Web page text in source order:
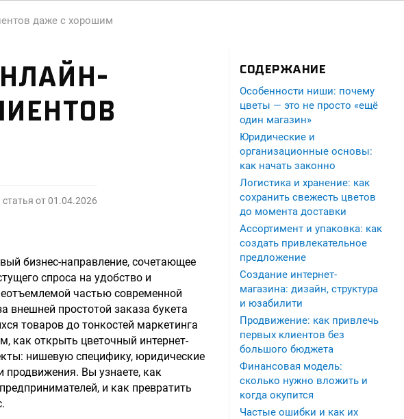
даже с хорошим
статья от01.04.2026
бизнес-направление, сочетающее
спроса на удобство и
частью современной
внешней простотой заказа букета
товаров до тонкостей маркетинга
как открыть цветочный интернет-
нишевую специфику, юридические
продвижения. Вы узнаете, как
и как превратить
СОДЕРЖАНИЕ
Особенности ниши: почему
цветы — это не просто «ещё
один магазин»
Юридические и
организационные основы:
как начать законно
Логистика и хранение: как
сохранить свежесть цветов
до момента доставки
Ассортимент и упаковка: как
создать привлекательное
предложение
Создание интернет-
магазина: дизайн, структура
и юзабилити
Продвижение: как привлечь
первых клиентов без
большого бюджета
Финансовая модель:
сколько нужно вложить и
когда окупится
Частые ошибки и как их